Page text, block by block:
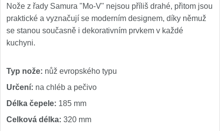
Záchranářské 4
Ostření nožů
Ostřiče nožů 8
Brusné kameny
Doplňky a díly 4
Nože z řady Samura "Mo-V" nejsou příliš drahé, přitom jsou
praktické a vyznačují se moderním designem, díky němuž
se stanou současně i dekorativním prvkem v každé
kuchyni.
Typ nože: nůž evropského typu
Určení: na chléb a pečivo
Délka čepele: 185 mm
Celková délka: 320 mm